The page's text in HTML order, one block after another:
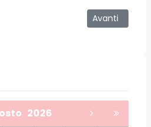
della Vastedda cu Sammucu
Articolo
Avanti
2026